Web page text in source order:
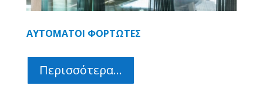
ΑΥΤΟΜΑΤΟΙ ΦΟΡΤΩΤΕΣ
Περισσότερα...